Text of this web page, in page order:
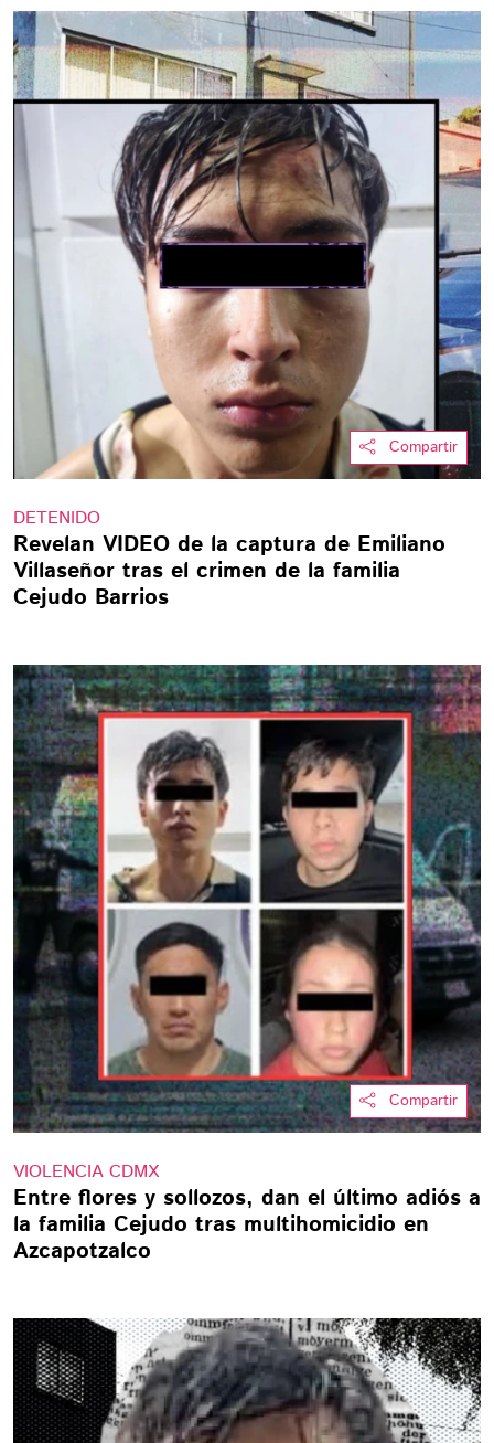
Compartir
DETENIDO
Revelan VIDEO de la captura de Emiliano
Villaseñor tras el crimen de la familia
Cejudo Barrios
Compartir
VIOLENCIA CDMX
Entre flores y sollozos, dan el último adiós a
la familia Cejudo tras multihomicidio en
Azcapotzalco